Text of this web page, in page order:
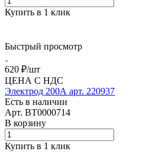
Купить в 1 клик
Быстрый просмотр
620 ₽/шт
ЦЕНА С НДС
Электрод 200А арт. 220937
Есть в наличии
Арт. BT0000714
В корзину
Купить в 1 клик